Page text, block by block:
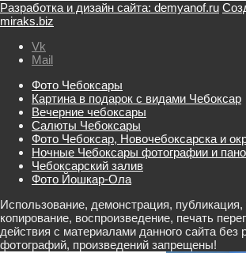
Разработка и дизайн сайта: demyanof.ru
miraks.biz
Vk
Mail
Фото Чебоксары
Картина в подарок с видами Чебоксар
Вечерние чебоксары
Салюты Чебоксары
Фото Чебоксар, Новочебоксарска и
Ночные Чебоксары фотографии и
Чебоксарский залив
Фото Йошкар-Ола
Использование, демонстрация, публикация,
копирование, воспроизведение, печать
действия с материалами данного сайта без
фотографий, произведений запрещены!